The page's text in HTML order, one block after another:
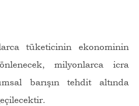
tüketicinin ekonominin
milyonlarca icra
barışın tehdit altında